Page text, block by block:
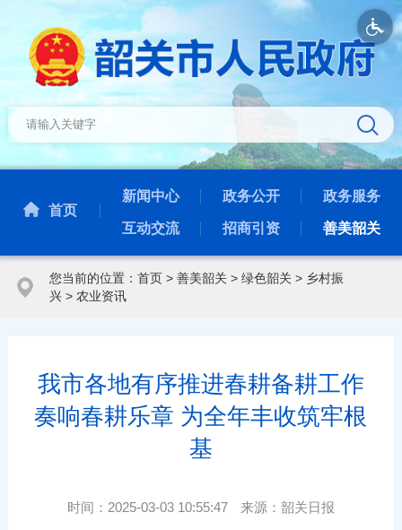
首页
新闻中心 政务公开 政务服务
互动交流 招商引资 善美韶关
您当前的位置： 首页> 善美韶关> 绿色韶关> 乡村振
兴> 农业资讯
我市各地有序推进春耕备耕工作
奏响春耕乐章 为全年丰收筑牢根
基
时间： 2025-03-03 10:55:47 来源： 韶关日报